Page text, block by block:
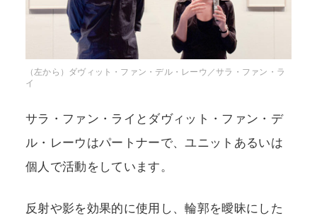
（左から）ダヴィット・ファン・デル・レーウ／サラ・ファン・ラ
イ
サラ・ファン・ライとダヴィット・ファン・デ
ル・レーウはパートナーで、ユニットあるいは
個人で活動をしています。
反射や影を効果的に使用し、輪郭を曖昧にした